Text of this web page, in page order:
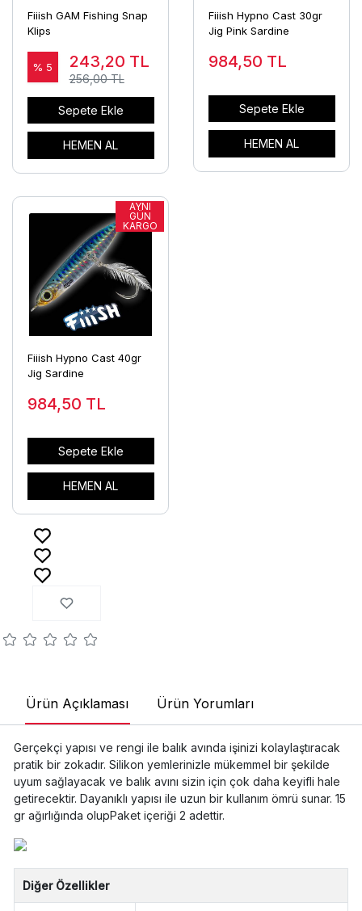
Fiiish GAM Fishing Snap
Klips
% 5 243,20 TL
256,00 TL
Sepete Ekle
HEMEN AL
Fiiish Hypno Cast 30gr
Jig Pink Sardine
984,50 TL
Sepete Ekle
HEMEN AL
Fiiish Hypno Cast 40gr
Jig Sardine
984,50 TL
Sepete Ekle
HEMEN AL
Ürün Açıklaması Ürün Yorumları
Gerçekçi yapısı ve rengi ile balık avında işinizi kolaylaştıracak
pratik bir zokadır. Silikon yemlerinizle mükemmel bir şekilde
uyum sağlayacak ve balık avını sizin için çok daha keyifli hale
getirecektir. Dayanıklı yapısı ile uzun bir kullanım ömrü sunar. 15
gr ağırlığında olupPaket içeriği 2 adettir.
Diğer Özellikler